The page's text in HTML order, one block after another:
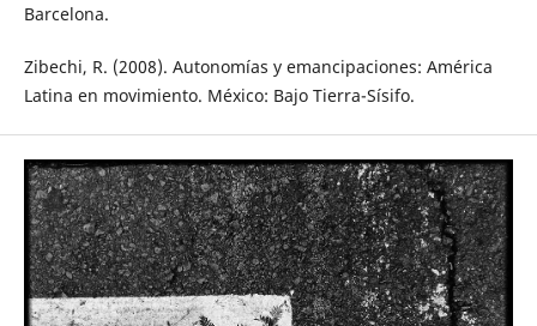
Barcelona.
Zibechi, R. (2008). Autonomías y emancipacio­nes: América
Latina en movimiento. Méxi­co: Bajo Tierra-Sísifo.